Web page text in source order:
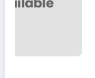
Bursa